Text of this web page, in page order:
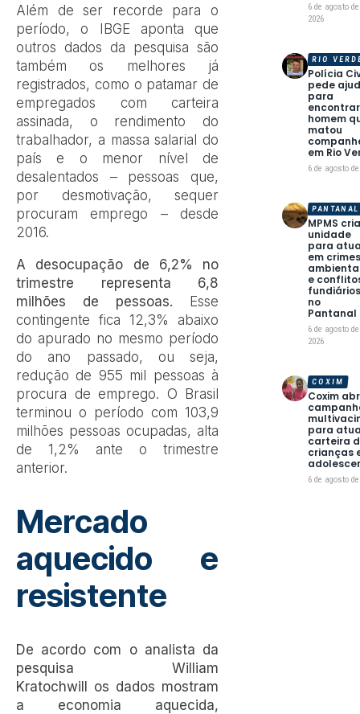
Além de ser recorde para o
período, o IBGE aponta que
outros dados da pesquisa são
também os melhores já
registrados, como o patamar de
empregados com carteira
assinada, o rendimento do
trabalhador, a massa salarial do
país e o menor nível de
desalentados – pessoas que,
por desmotivação, sequer
procuram emprego – desde
2016.
A desocupação de 6,2% no
trimestre representa 6,8
milhões de pessoas. Esse
contingente fica 12,3% abaixo
do apurado no mesmo período
do ano passado, ou seja,
redução de 955 mil pessoas à
procura de emprego. O Brasil
terminou o período com 103,9
milhões pessoas ocupadas, alta
de 1,2% ante o trimestre
anterior.
Mercado
aquecido e
resistente
De acordo com o analista da
pesquisa William
Kratochwill os dados mostram
a economia aquecida,
6 de agosto de
2026
Polícia
pede
para
encontrar
homem
matou
em Rio
6 de agosto
RIO
MPMS
unidade
para
em
e
no
Pantanal
6 de agosto de
2026
PANTANAL
Coxim
para
carteira
crianças
6 de agosto
COXIM